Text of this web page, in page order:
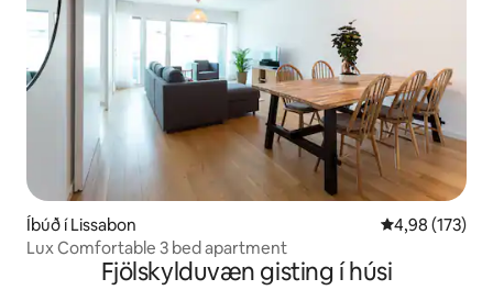
Íbúð í Lissabon 4,98 af 5 í
4,98 (173)
Lux Comfortable 3 bed apartment
Fjölskylduvæn gisting í húsi